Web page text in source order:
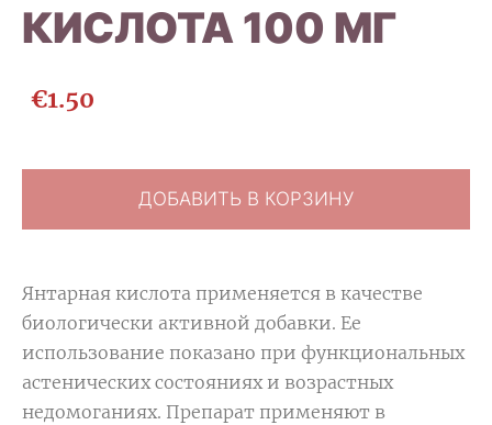
КИСЛОТА 100 МГ
€1.50
ДОБАВИТЬ В КОРЗИНУ
Янтaрная кислота применяется в качестве
биологически активной добавки. Ее
использование показано при функциональных
астенических состояниях и возрастных
недомоганиях. Препарат применяют в